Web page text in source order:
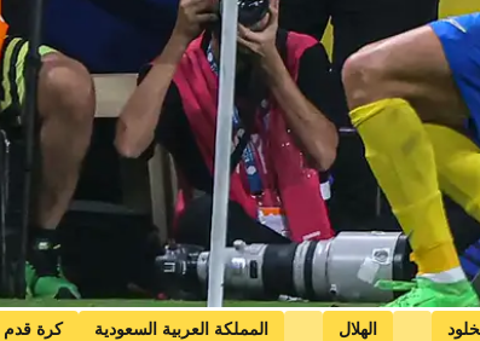
الهلال المملكة العربية السعودية كرة قدم